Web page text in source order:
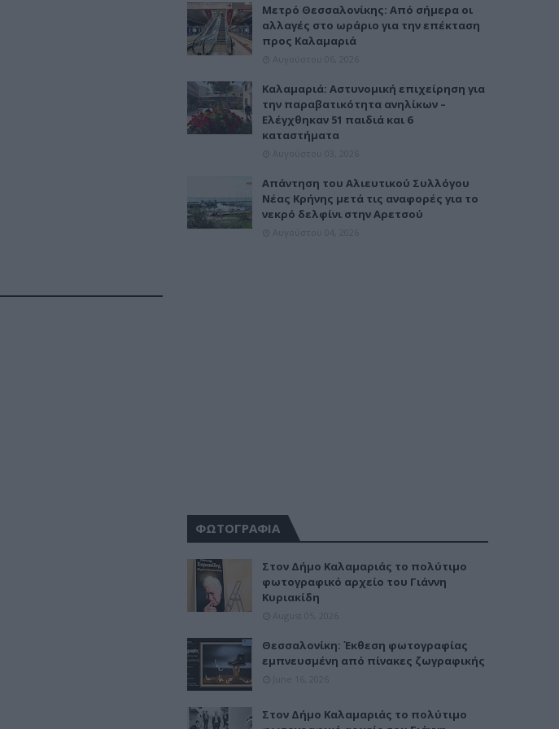
Μετρό Θεσσαλονίκης: Από σήμερα οι
αλλαγές στο ωράριο για την επέκταση
προς Καλαμαριά
Καλαμαριά: Αστυνομική επιχείρηση για
την παραβατικότητα ανηλίκων –
Ελέγχθηκαν 51 παιδιά και 6
καταστήματα
Απάντηση του Αλιευτικού Συλλόγου
Νέας Κρήνης μετά τις αναφορές για το
νεκρό δελφίνι στην Αρετσού
ΦΩΤΟΓΡΑΦΙΑ
Στον Δήμο Καλαμαριάς το πολύτιμο
φωτογραφικό αρχείο του Γιάννη
Κυριακίδη
Θεσσαλονίκη: Έκθεση φωτογραφίας
εμπνευσμένη από πίνακες ζωγραφικής
Στον Δήμο Καλαμαριάς το πολύτιμο